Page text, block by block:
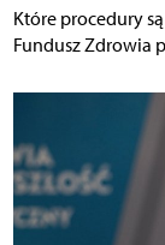
Które procedury
Fundusz Zdrowia